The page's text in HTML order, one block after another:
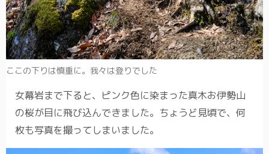
ここの下りは慎重に。我々は登りでした
女幕岩まで下ると、ピンク色に染まった真木お伊勢山
の桜が目に飛び込んできました。ちょうど見頃で、何
枚も写真を撮ってしまいました。